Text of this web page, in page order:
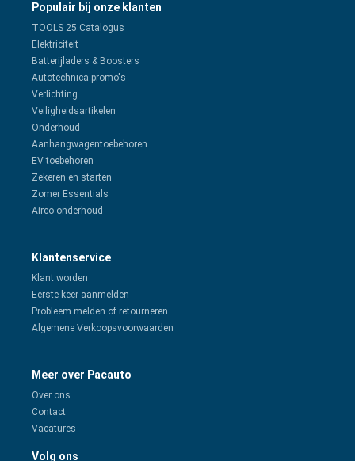
Populair bij onze klanten
TOOLS 25 Catalogus
Elektriciteit
Batterijladers & Boosters
Autotechnica promo's
Verlichting
Veiligheidsartikelen
Onderhoud
Aanhangwagentoebehoren
EV toebehoren
Zekeren en starten
Zomer Essentials
Airco onderhoud
Klantenservice
Klant worden
Eerste keer aanmelden
Probleem melden of retourneren
Algemene Verkoopsvoorwaarden
Meer over Pacauto
Over ons
Contact
Vacatures
Volg ons